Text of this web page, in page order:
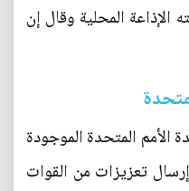
المحلية وقال إن
المتحدة الموجودة
تعزيزات من القوات